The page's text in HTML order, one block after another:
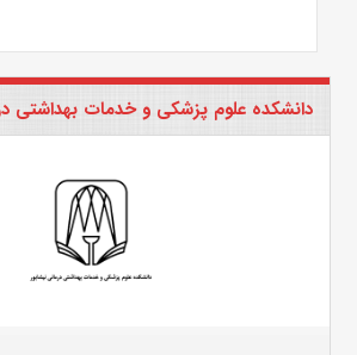
دانشکده علوم پزشکی و خدمات بهداشتی